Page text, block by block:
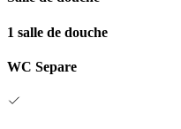
1 salle de douche
WC Separe